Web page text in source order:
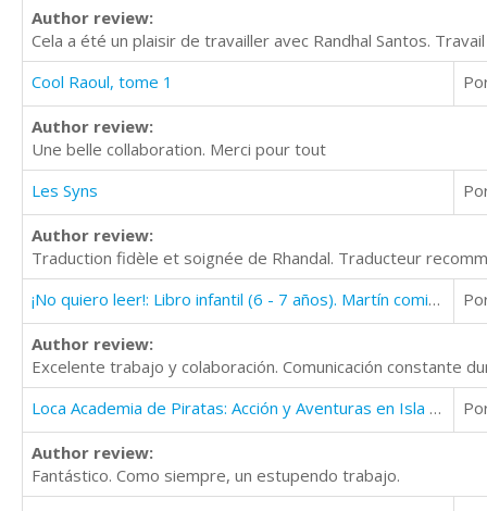
Author review:
Cela a été un plaisir de travailler avec Randhal Santos.
Cool Raoul, tome 1
Author review:
Une belle collaboration. Merci pour tout
Les Syns
Author review:
Traduction fidèle et soignée de Rhandal. Traducteur
¡No quiero leer!: Libro infantil (6 - 7 años). Martín comienza su aventura
Author review:
Excelente trabajo y colaboración. Comunicación constante
Loca Academia de Piratas: Acción y Aventuras en Isla Cangrejo (8 - 10 años)
Author review:
Fantástico. Como siempre, un estupendo trabajo.